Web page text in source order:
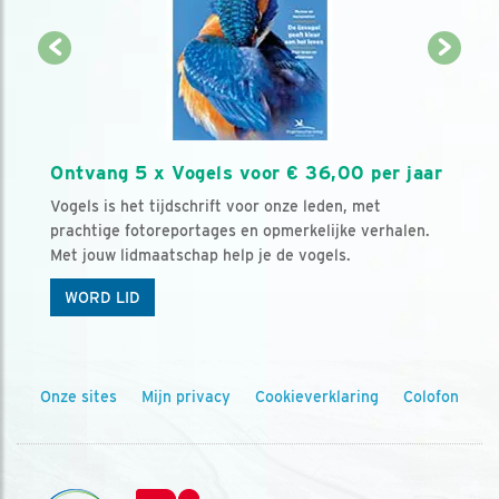
Ontvang 5 x Vogels voor € 36,00 per jaar
Vogels is het tijdschrift voor onze leden, met
prachtige fotoreportages en opmerkelijke verhalen.
Met jouw lidmaatschap help je de vogels.
WORD LID
Onze sites Mijn privacy Cookieverklaring Colofon